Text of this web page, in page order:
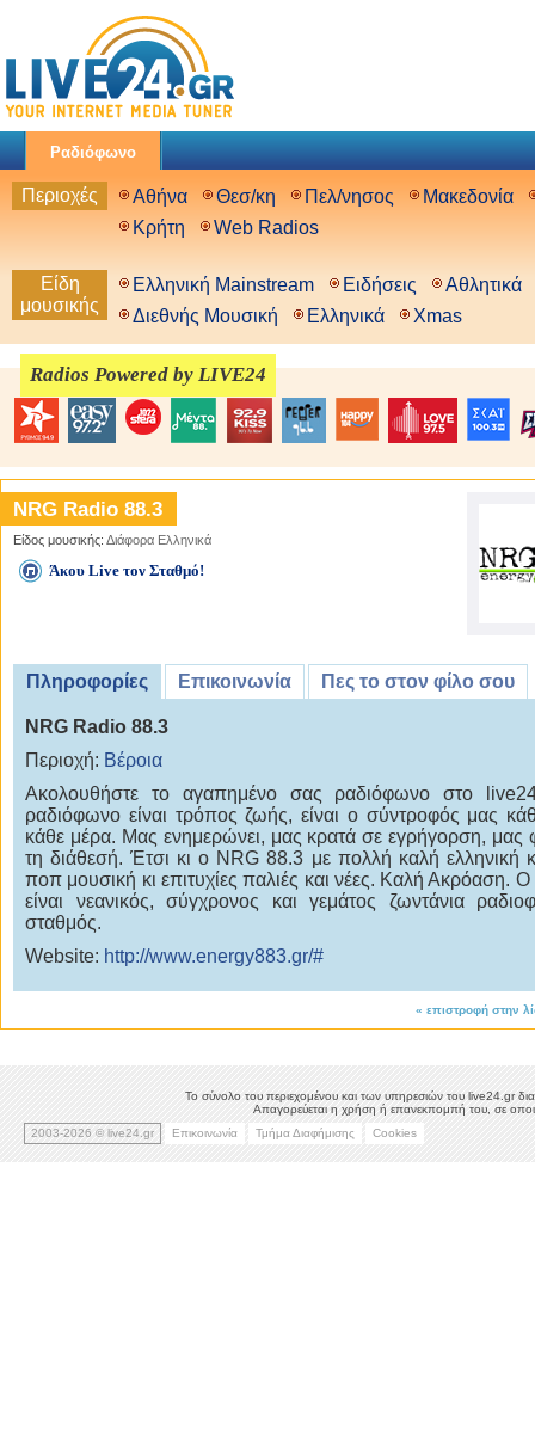
Ραδιόφωνο
Περιοχές Αθήνα Θεσ/κη Πελ/νησος
Μακεδονία
Κρήτη
Web Radios
Είδη
μουσικής
Ελληνική Mainstream Ειδήσεις
Αθλητικά
Διεθνής Μουσική
Ελληνικά Xmas
Radios Powered by LIVE24
NRG Radio 88.3
Είδος μουσικής: Διάφορα Ελληνικά
Άκου Live τον Σταθμό!
Πληροφορίες Επικοινωνία Πες το στον φίλο σου
NRG Radio 88.3
Περιοχή: Βέροια
Ακολουθήστε το αγαπημένο σας ραδιόφωνο στο
ραδιόφωνο είναι τρόπος ζωής, είναι ο σύντροφός μας
κάθε μέρα. Μας ενημερώνει, μας κρατά σε εγρήγορση, μας
τη διάθεσή. Έτσι κι ο NRG 88.3 με πολλή καλή ελληνική
ποπ μουσική κι επιτυχίες παλιές και νέες. Καλή Ακρόαση.
είναι νεανικός, σύγχρονος και γεμάτος ζωντάνια
σταθμός.
Website: http://www.energy883.gr/#
« επιστροφή στην
Το σύνολο του περιεχομένου και των υπηρεσιών του live24.gr
Απαγορεύεται η χρήση ή επανεκπομπή του, σε
2003-2026 © live24.gr
Επικοινωνία Τμήμα Διαφήμισης Cookies